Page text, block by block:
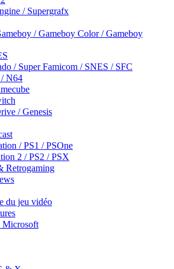
/ Supergrafx
/ Gameboy Color / Gameboy
/ Super Famicom / SNES / SFC
N64
/ Genesis
/ PS1 / PSOne
2 / PS2 / PSX
du jeu vidéo